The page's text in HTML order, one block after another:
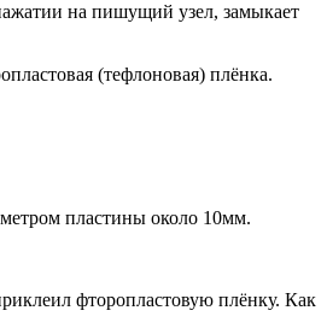
на пишущий узел, замыкает
(тефлоновая) плёнка.
пластины около 10мм.
фторопластовую плёнку. Как